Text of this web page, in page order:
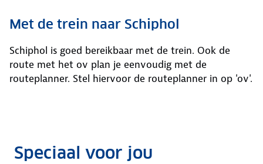
Met de trein naar Schiphol
Schiphol is goed bereikbaar met de trein. Ook de
route met het ov plan je eenvoudig met de
routeplanner. Stel hiervoor de routeplanner in op 'ov'.
Speciaal voor jou